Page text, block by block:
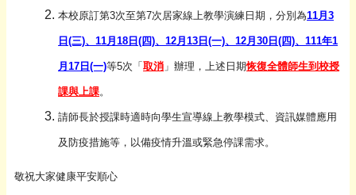
本校原訂第3次至第7次居家線上教學演練日期，分別為11月3
日 (三)、11月18日(四)、12月13日(一)、12月30日 (四)、111年1
月17日(一)等5次「 取消 」辦理，上述日期恢復全體師生到校授
課與上課。
請師長於授課時適時向學生宣導線上教學模式、 資訊媒體應用
及防疫措施等，以備疫情升溫或緊急停課需求。
敬祝大家健康平安順心